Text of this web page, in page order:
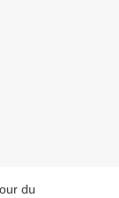
du